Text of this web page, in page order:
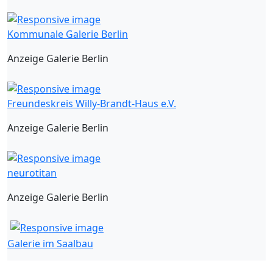
Kommunale Galerie Berlin
Anzeige Galerie Berlin
Freundeskreis Willy-Brandt-Haus e.V.
Anzeige Galerie Berlin
neurotitan
Anzeige Galerie Berlin
Galerie im Saalbau